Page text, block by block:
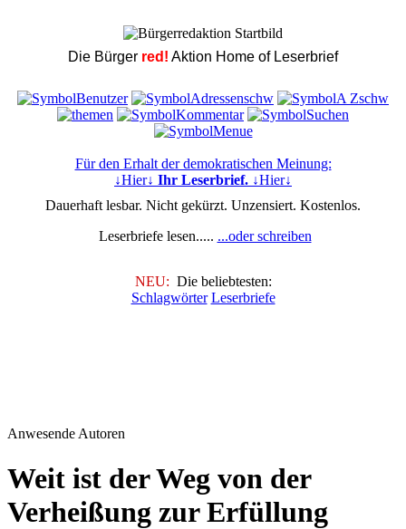
Die Bürger red! Aktion Home of Leserbrief
Für den Erhalt der demokratischen Meinung:
↓Hier↓ Ihr Leserbrief. ↓Hier↓
Dauerhaft lesbar. Nicht gekürzt. Unzensiert. Kostenlos.
Leserbriefe lesen..... ...oder schreiben
NEU: Die beliebtesten:
Schlagwörter Leserbriefe
Anwesende Autoren
Weit ist der Weg von der
Verheißung zur Erfüllung